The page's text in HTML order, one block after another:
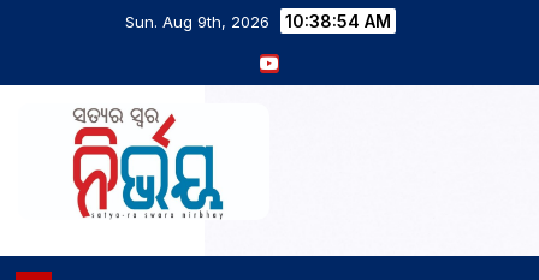
Sun. Aug 9th, 2026 10:38:54 AM